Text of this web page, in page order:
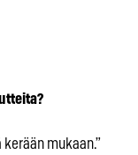
mukaan.”